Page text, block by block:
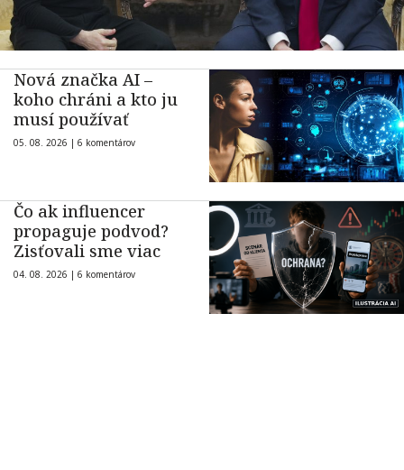
Nová značka AI –
koho chráni a kto ju
musí používať
05. 08. 2026 | 6 komentárov
Čo ak influencer
propaguje podvod?
Zisťovali sme viac
04. 08. 2026 | 6 komentárov